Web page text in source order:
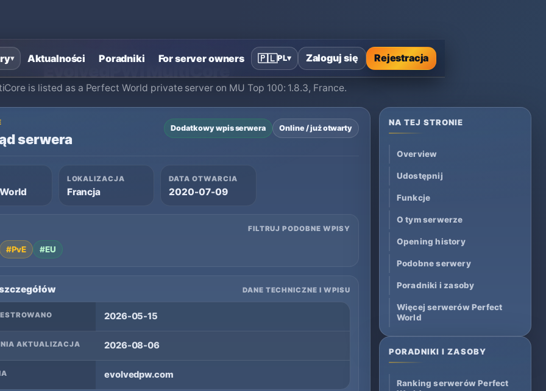
▾ Aktualności Poradniki For server owners 🇵🇱PL▾ Zaloguj się Rejestracja
główna›Prywatne serwery Perfect World›EvolvedPWI MultiCore
is listed as a Perfect World private server on MU Top 100: 1.8.3, France.
serwera
Dodatkowy wpis serwera Online / już otwarty
LOKALIZACJA
Francja
DATA OTWARCIA
2020-07-09
FILTRUJ PODOBNE WPISY
#PvE #EU
DANE TECHNICZNE I WPISU
2026-05-15
AKTUALIZACJA 2026-08-06
evolvedpw.com
NA TEJ STRONIE
Overview
Udostępnij
Funkcje
O tym serwerze
Opening history
Podobne serwery
Poradniki i zasoby
Więcej serwerów Perfect
World
PORADNIKI I ZASOBY
Ranking serwerów Perfect